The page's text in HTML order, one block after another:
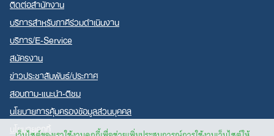
ติดต่อสำนักงาน
บริการสำหรับภาคีร่วมดำเนินงาน
บริการ/E-Service
สมัครงาน
ข่าวประชาสัมพันธ์/ประกาศ
สอบถาม-แนะนำ-ติชม
นโยบายการคุ้มครองข้อมูลส่วนบุคคล
นโยบายคุกกี้